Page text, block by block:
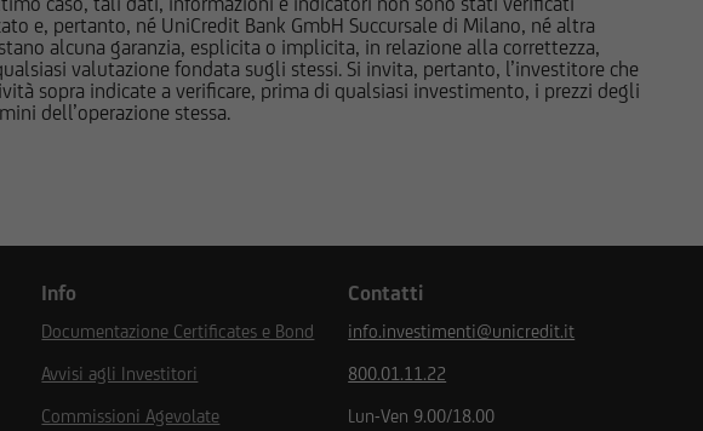
e, pertanto, né UniCredit Bank GmbH Succursale di Milano, né altra
alcuna garanzia, esplicita o implicita, in relazione alla correttezza,
valutazione fondata sugli stessi. Si invita, pertanto, l’investitore che
sopra indicate a verificare, prima di qualsiasi investimento, i prezzi degli
dell’operazione stessa.
Info
Documentazione Certificates e Bond
Avvisi agli Investitori
Commissioni Agevolate
Contatti
info.investimenti@unicredit.it
800.01.11.22
Lun-Ven 9.00/18.00
essere precluso ai sensi della
vigente in taluni paesi. Gli strumenti
sono residenti, domiciliati, né
States Person secondo la definizione
e successive modifiche.